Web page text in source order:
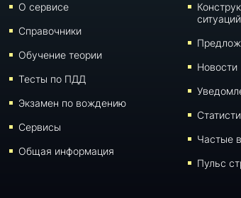
О сервисе
Справочники
Обучение теории
Тесты по ПДД
Экзамен по вождению
Сервисы
Общая информация
Новости
Частые
Пульс